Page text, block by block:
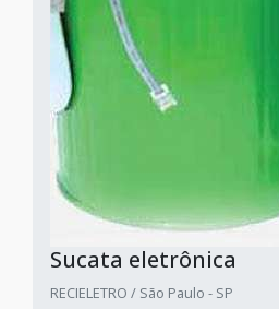
Sucata eletrônica
RECIELETRO / São Paulo - SP